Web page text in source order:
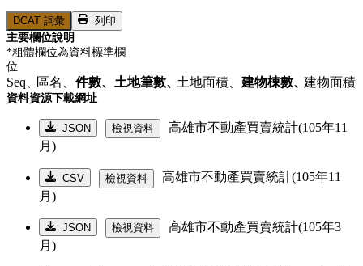
DCAT 詞彙
列印
主要欄位說明
*粗體欄位為資料標準欄
位
Seq、區名、 件數、 土地筆數、土地面積、 建物棟數、建物面積
資料資源下載網址
JSON 檢視資料
高雄市不動產買賣統計(105年11
月)
CSV 檢視資料
高雄市不動產買賣統計(105年11
月)
JSON 檢視資料
高雄市不動產買賣統計(105年3
月)